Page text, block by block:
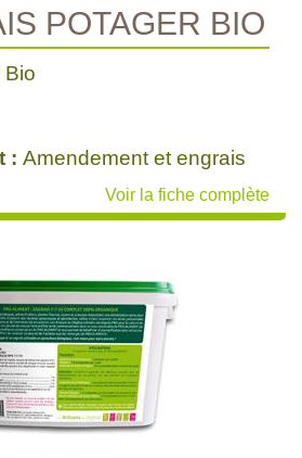
POTAGER BIO
Bio
: Amendement et engrais
Voir la fiche complète